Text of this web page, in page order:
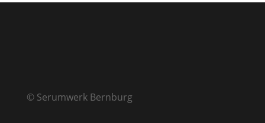
© Serumwerk Bernburg